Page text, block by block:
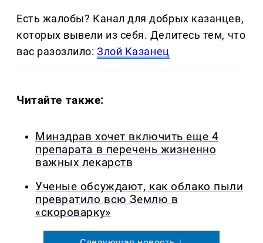
Есть жалобы? Канал для добрых казанцев,
которых вывели из себя. Делитеcь тем, что
вас разозлило:Злой Казанец
Читайте также:
Минздрав хочет включить еще 4
препарата в перечень жизненно
важных лекарств
Ученые обсуждают, как облако пыли
превратило всю Землю в
«скороварку»